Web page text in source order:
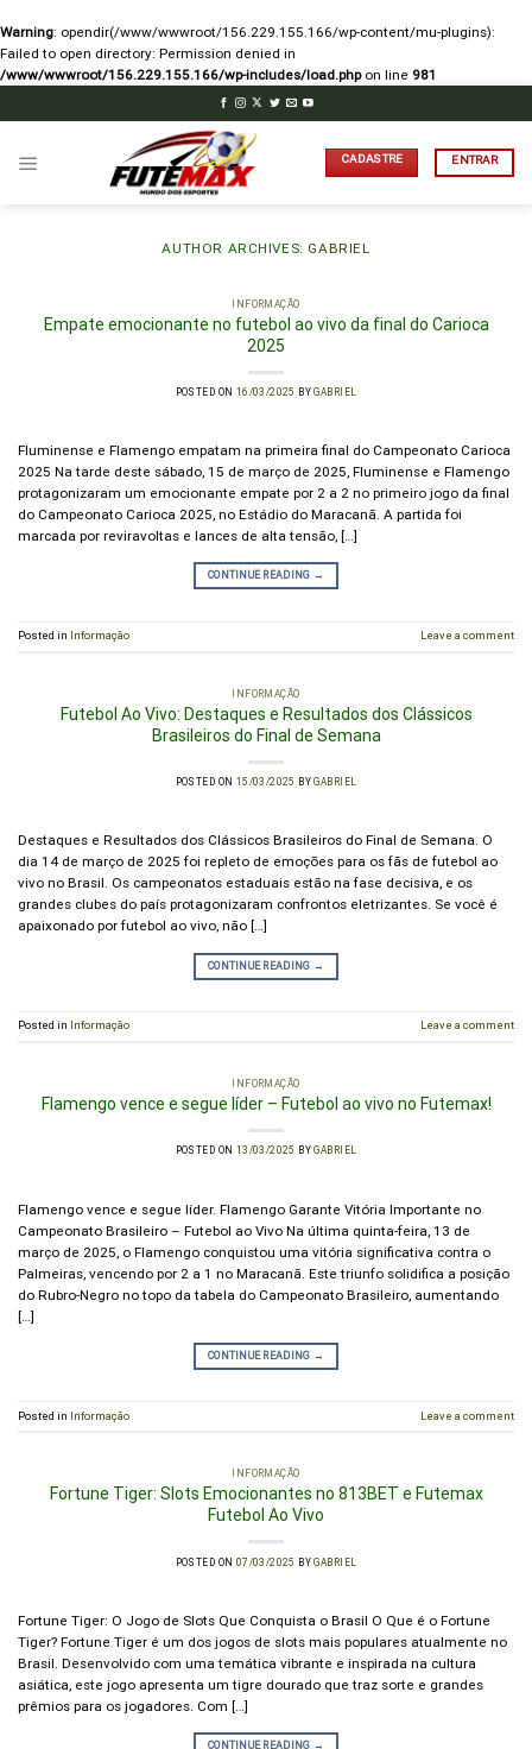
Warning: opendir(/www/wwwroot/156.229.155.166/wp-content/mu-plugins):
Failed to open directory: Permission denied in
/www/wwwroot/156.229.155.166/wp-includes/load.phpon line 981
CADASTRE ENTRAR
AUTHOR ARCHIVES: GABRIEL
INFORMAÇÃO
Empate emocionante no futebol ao vivo da final do Carioca
2025
POSTED ON 16/03/2025 BYGABRIEL
Fluminense e Flamengo empatam na primeira final do Campeonato Carioca
2025 Na tarde deste sábado, 15 de março de 2025, Fluminense e Flamengo
protagonizaram um emocionante empate por 2 a 2 no primeiro jogo da final
do Campeonato Carioca 2025, no Estádio do Maracanã. A partida foi
marcada por reviravoltas e lances de alta tensão, […]
CONTINUE READING →
Posted in Informação Leave a comment
INFORMAÇÃO
Futebol Ao Vivo: Destaques e Resultados dos Clássicos
Brasileiros do Final de Semana
POSTED ON 15/03/2025 BYGABRIEL
Destaques e Resultados dos Clássicos Brasileiros do Final de Semana. O
dia 14 de março de 2025 foi repleto de emoções para os fãs de futebol ao
vivo no Brasil. Os campeonatos estaduais estão na fase decisiva, e os
grandes clubes do país protagonizaram confrontos eletrizantes. Se você é
apaixonado por futebol ao vivo, não […]
CONTINUE READING →
Posted in Informação Leave a comment
INFORMAÇÃO
Flamengo vence e segue líder – Futebol ao vivo no Futemax!
POSTED ON 13/03/2025 BYGABRIEL
Flamengo vence e segue líder. Flamengo Garante Vitória Importante no
Campeonato Brasileiro – Futebol ao Vivo Na última quinta-feira, 13 de
março de 2025, o Flamengo conquistou uma vitória significativa contra o
Palmeiras, vencendo por 2 a 1 no Maracanã. Este triunfo solidifica a posição
do Rubro-Negro no topo da tabela do Campeonato Brasileiro, aumentando
[…]
CONTINUE READING →
Posted in Informação Leave a comment
INFORMAÇÃO
Fortune Tiger: Slots Emocionantes no 813BET e Futemax
Futebol Ao Vivo
POSTED ON 07/03/2025 BYGABRIEL
Fortune Tiger: O Jogo de Slots Que Conquista o Brasil O Que é o Fortune
Tiger? Fortune Tiger é um dos jogos de slots mais populares atualmente no
Brasil. Desenvolvido com uma temática vibrante e inspirada na cultura
asiática, este jogo apresenta um tigre dourado que traz sorte e grandes
prêmios para os jogadores. Com […]
CONTINUE READING →